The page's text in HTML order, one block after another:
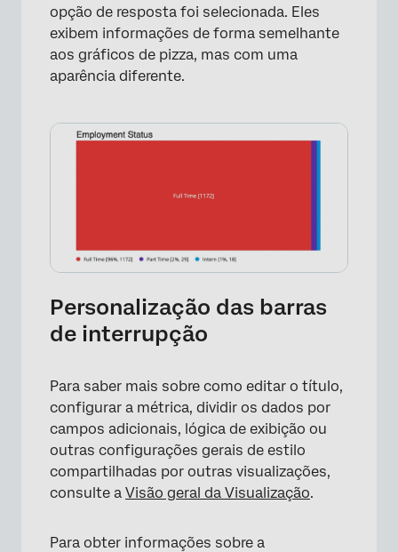
opção de resposta foi selecionada. Eles
exibem informações de forma semelhante
aos gráficos de pizza, mas com uma
aparência diferente.
Personalização das barras
de interrupção
Para saber mais sobre como editar o título,
configurar a métrica, dividir os dados por
campos adicionais, lógica de exibição ou
outras configurações gerais de estilo
compartilhadas por outras visualizações,
consulte a Visão geral da Visualização.
Para obter informações sobre a